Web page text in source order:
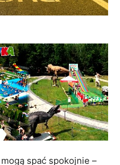
spać spokojnie –